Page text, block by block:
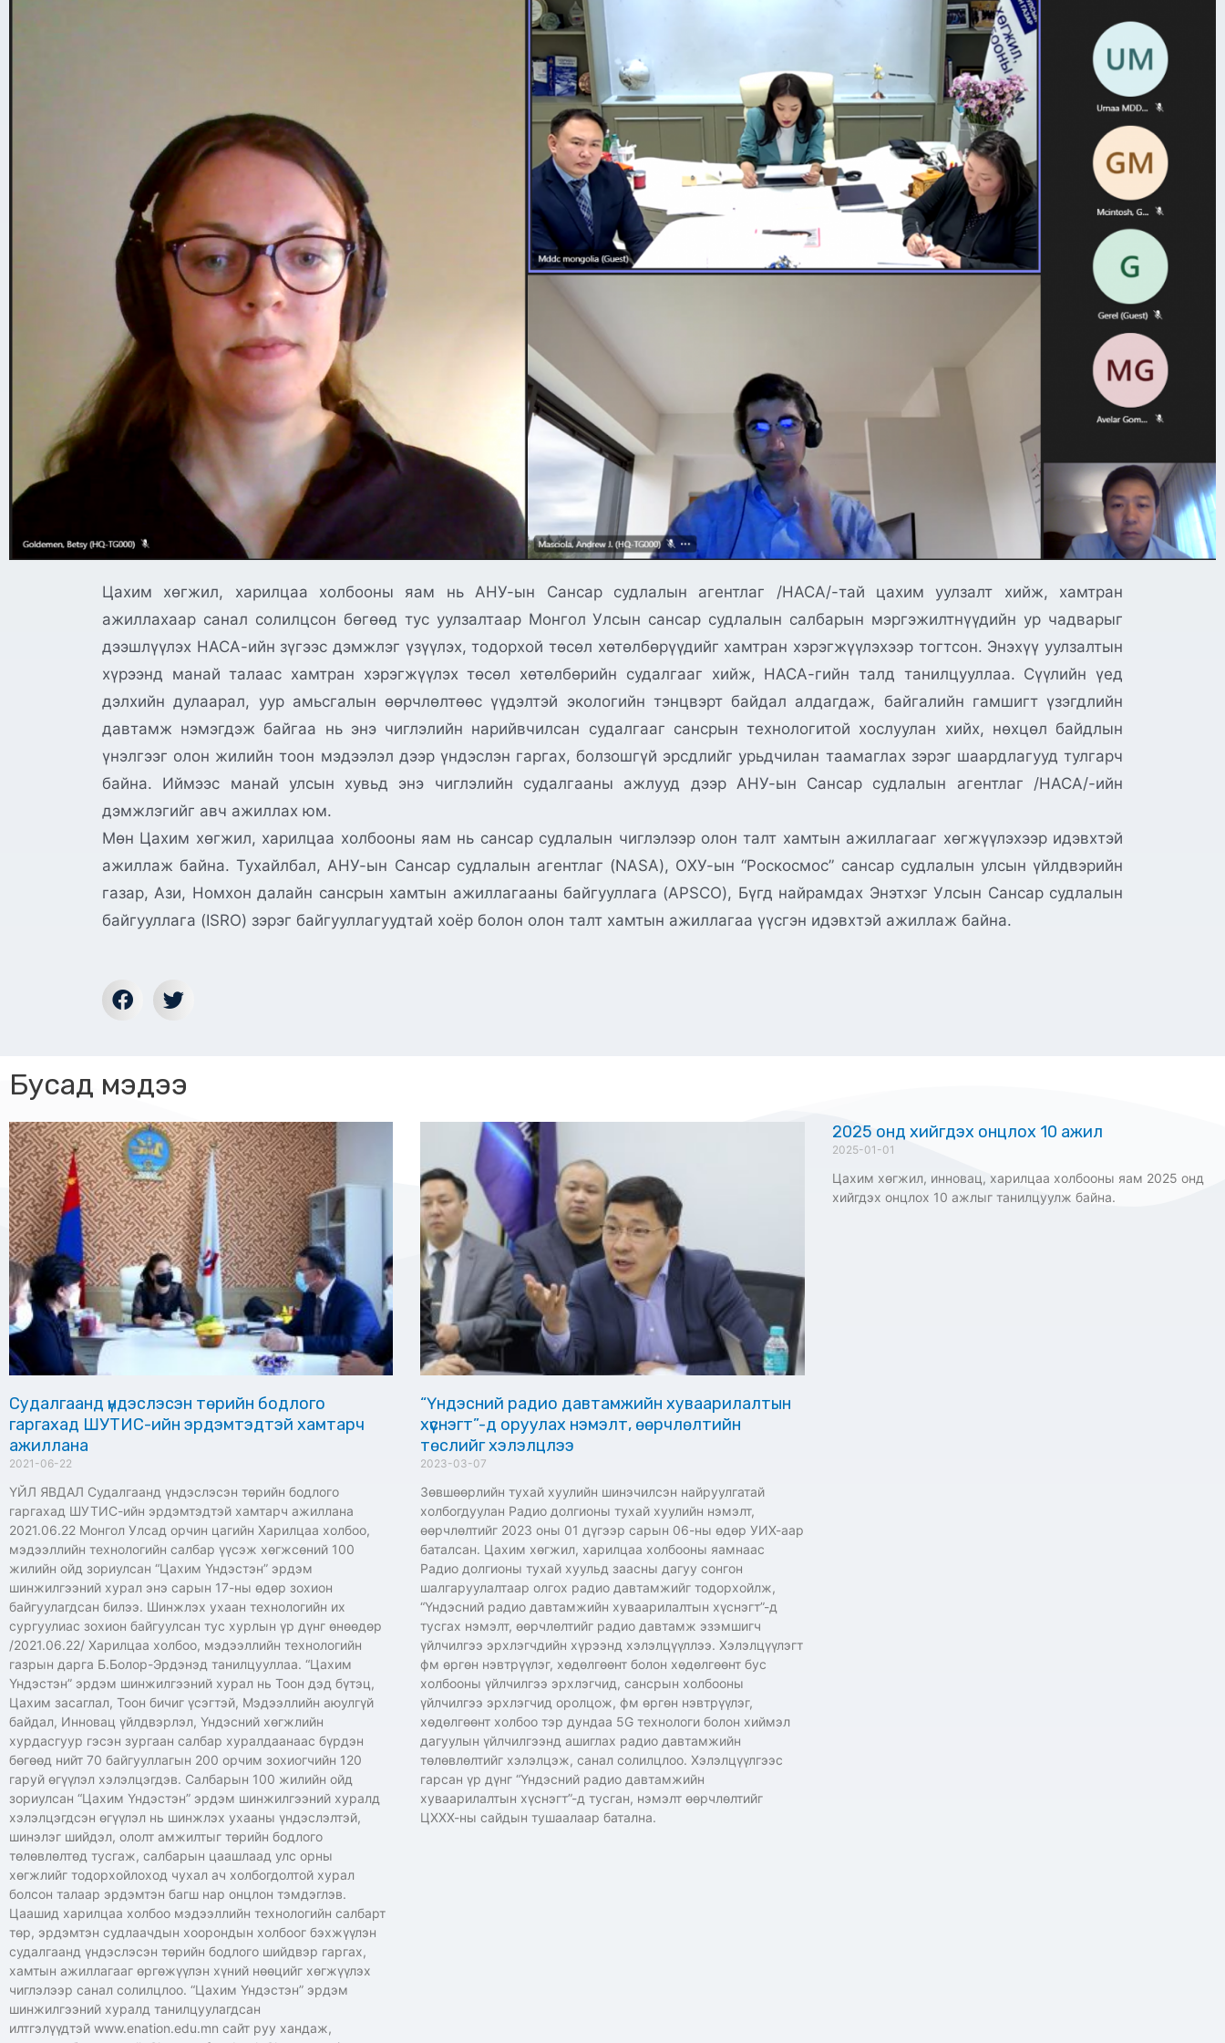
Цахим хөгжил, харилцаа холбооны яам нь АНУ-ын Сансар судлалын агентлаг /НАСА/-тай цахим уулзалт хийж, хамтран
ажиллахаар санал солилцсон бөгөөд тус уулзалтаар Монгол Улсын сансар судлалын салбарын мэргэжилтнүүдийн ур чадварыг
дээшлүүлэх НАСА-ийн зүгээс дэмжлэг үзүүлэх, тодорхой төсөл хөтөлбөрүүдийг хамтран хэрэгжүүлэхээр тогтсон. Энэхүү уулзалтын
хүрээнд манай талаас хамтран хэрэгжүүлэх төсөл хөтөлбөрийн судалгааг хийж, НАСА-гийн талд танилцууллаа. Сүүлийн үед
дэлхийн дулаарал, уур амьсгалын өөрчлөлтөөс үүдэлтэй экологийн тэнцвэрт байдал алдагдаж, байгалийн гамшигт үзэгдлийн
давтамж нэмэгдэж байгаа нь энэ чиглэлийн нарийвчилсан судалгааг сансрын технологитой хослуулан хийх, нөхцөл байдлын
үнэлгээг олон жилийн тоон мэдээлэл дээр үндэслэн гаргах, болзошгүй эрсдлийг урьдчилан таамаглах зэрэг шаардлагууд тулгарч
байна. Иймээс манай улсын хувьд энэ чиглэлийн судалгааны ажлууд дээр АНУ-ын Сансар судлалын агентлаг /НАСА/-ийн
дэмжлэгийг авч ажиллах юм.
Мөн Цахим хөгжил, харилцаа холбооны яам нь сансар судлалын чиглэлээр олон талт хамтын ажиллагааг хөгжүүлэхээр идэвхтэй
ажиллаж байна. Тухайлбал, АНУ-ын Сансар судлалын агентлаг (NASA), ОХУ-ын “Роскосмос” сансар судлалын улсын үйлдвэрийн
газар, Ази, Номхон далайн сансрын хамтын ажиллагааны байгууллага (APSCO), Бүгд найрамдах Энэтхэг Улсын Сансар судлалын
байгууллага (ISRO) зэрэг байгууллагуудтай хоёр болон олон талт хамтын ажиллагаа үүсгэн идэвхтэй ажиллаж байна.
Бусад мэдээ
Судалгаанд үндэслэсэн төрийн бодлого
гаргахад ШУТИС-ийн эрдэмтэдтэй хамтарч
ажиллана
2021-06-22
ҮЙЛ ЯВДАЛ Судалгаанд үндэслэсэн төрийн бодлого
гаргахад ШУТИС-ийн эрдэмтэдтэй хамтарч ажиллана
2021.06.22 Монгол Улсад орчин цагийн Харилцаа холбоо,
мэдээллийн технологийн салбар үүсэж хөгжсөний 100
жилийн ойд зориулсан “Цахим Үндэстэн” эрдэм
шинжилгээний хурал энэ сарын 17-ны өдөр зохион
байгуулагдсан билээ. Шинжлэх ухаан технологийн их
сургуулиас зохион байгуулсан тус хурлын үр дүнг өнөөдөр
/2021.06.22/ Харилцаа холбоо, мэдээллийн технологийн
газрын дарга Б.Болор-Эрдэнэд танилцууллаа. “Цахим
Үндэстэн” эрдэм шинжилгээний хурал нь Тоон дэд бүтэц,
Цахим засаглал, Тоон бичиг үсэгтэй, Мэдээллийн аюулгүй
байдал, Инновац үйлдвэрлэл, Үндэсний хөгжлийн
хурдасгуур гэсэн зургаан салбар хуралдаанаас бүрдэн
бөгөөд нийт 70 байгууллагын 200 орчим зохиогчийн 120
гаруй өгүүлэл хэлэлцэгдэв. Салбарын 100 жилийн ойд
зориулсан “Цахим Үндэстэн” эрдэм шинжилгээний хуралд
хэлэлцэгдсэн өгүүлэл нь шинжлэх ухааны үндэслэлтэй,
шинэлэг шийдэл, ололт амжилтыг төрийн бодлого
төлөвлөлтөд тусгаж, салбарын цаашлаад улс орны
хөгжлийг тодорхойлоход чухал ач холбогдолтой хурал
болсон талаар эрдэмтэн багш нар онцлон тэмдэглэв.
Цаашид харилцаа холбоо мэдээллийн технологийн салбарт
төр, эрдэмтэн судлаачдын хоорондын холбоог бэхжүүлэн
судалгаанд үндэслэсэн төрийн бодлого шийдвэр гаргах,
хамтын ажиллагааг өргөжүүлэн хүний нөөцийг хөгжүүлэх
чиглэлээр санал солилцлоо. “Цахим Үндэстэн” эрдэм
шинжилгээний хуралд танилцуулагдсан
илтгэлүүдтэй www.enation.edu.mn сайт руу хандаж,
“Үндэсний радио давтамжийн хуваарилалтын
хүснэгт”-д оруулах нэмэлт, өөрчлөлтийн
төслийг хэлэлцлээ
2023-03-07
Зөвшөөрлийн тухай хуулийн шинэчилсэн найруулгатай
холбогдуулан Радио долгионы тухай хуулийн нэмэлт,
өөрчлөлтийг 2023 оны 01 дүгээр сарын 06-ны өдөр УИХ-аар
баталсан. Цахим хөгжил, харилцаа холбооны яамнаас
Радио долгионы тухай хуульд заасны дагуу сонгон
шалгаруулалтаар олгох радио давтамжийг тодорхойлж,
“Үндэсний радио давтамжийн хуваарилалтын хүснэгт”-д
тусгах нэмэлт, өөрчлөлтийг радио давтамж эзэмшигч
үйлчилгээ эрхлэгчдийн хүрээнд хэлэлцүүллээ. Хэлэлцүүлэгт
фм өргөн нэвтрүүлэг, хөдөлгөөнт болон хөдөлгөөнт бус
холбооны үйлчилгээ эрхлэгчид, сансрын холбооны
үйлчилгээ эрхлэгчид оролцож, фм өргөн нэвтрүүлэг,
хөдөлгөөнт холбоо тэр дундаа 5G технологи болон хиймэл
дагуулын үйлчилгээнд ашиглах радио давтамжийн
төлөвлөлтийг хэлэлцэж, санал солилцлоо. Хэлэлцүүлгээс
гарсан үр дүнг “Үндэсний радио давтамжийн
хуваарилалтын хүснэгт”-д тусган, нэмэлт өөрчлөлтийг
ЦХХХ-ны сайдын тушаалаар батална.
2025 онд хийгдэх онцлох 10 ажил
2025-01-01
Цахим хөгжил, инновац, харилцаа холбооны яам 2025 онд
хийгдэх онцлох 10 ажлыг танилцуулж байна.